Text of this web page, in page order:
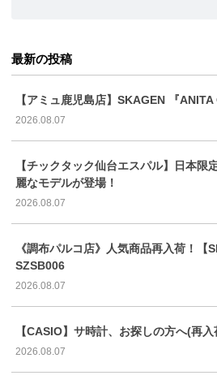
最新の投稿
【アミュ鹿児島店】SKAGEN 『
2026.08.07
【チックタック仙台エスパル】日本限
麗なモデルが登場！
2026.08.07
《調布パルコ店》人気商品再入荷！【
SZSB006
2026.08.07
【CASIO】サ時計、お探しの方へ(再入
2026.08.07